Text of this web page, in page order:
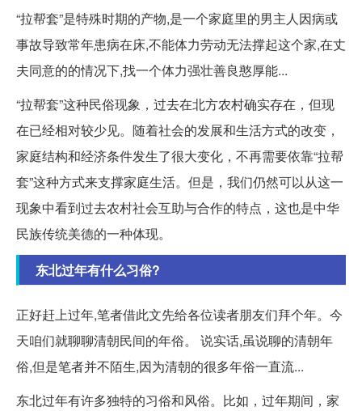
“拉帮套”是特殊时期的产物,是一个家庭里的男主人因病或
事故导致常年患病在床,不能体力劳动无法撑起这个家,在丈
夫同意的的情况下,找一个体力强壮善良憨厚能...
“拉帮套”这种民俗现象，过去在北方农村确实存在，但现
在已经相对较少见。随着社会的发展和生活方式的改变，
家庭结构和经济条件发生了很大变化，不再需要依靠“拉帮
套”这种方式来支撑家庭生活。但是，我们仍然可以从这一
现象中看到过去农村社会互助与合作的特点，这也是中华
民族传统美德的一种体现。
东北过年有什么习俗?
正好赶上过年,笔者借此文先给各位读者朋友们拜个年。今
天咱们就聊聊清朝民间的年俗。 说实话,虽说聊的清朝年
俗,但是笔者并不陌生,因为清朝的很多年俗一直流...
东北过年有许多独特的习俗和风俗。比如，过年期间，家